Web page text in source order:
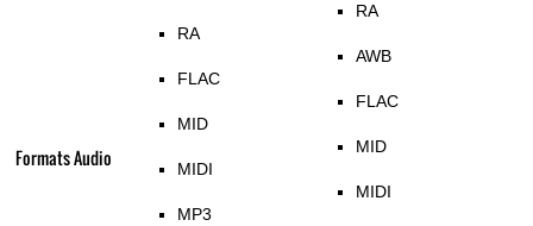
Formats Audio
RA
FLAC
MID
MIDI
MP3
RA
AWB
FLAC
MID
MIDI